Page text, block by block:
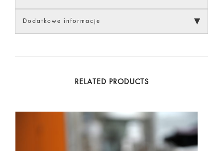
Dodatkowe informacje
RELATED PRODUCTS